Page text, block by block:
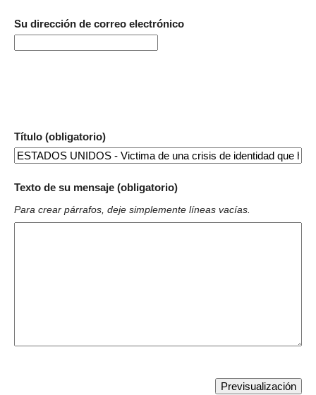
Su dirección de correo electrónico
Título (obligatorio)
Texto de su mensaje (obligatorio)
Para crear párrafos, deje simplemente líneas vacías.